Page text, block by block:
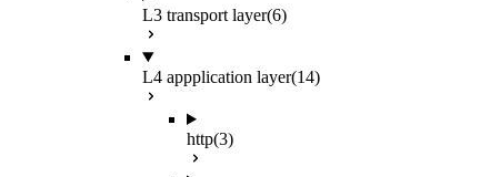
L3 transport layer(6)
L4 appplication layer(14)
http(3)